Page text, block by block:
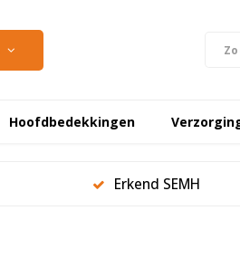
Hoofdbedekkingen
Erkend SEMH